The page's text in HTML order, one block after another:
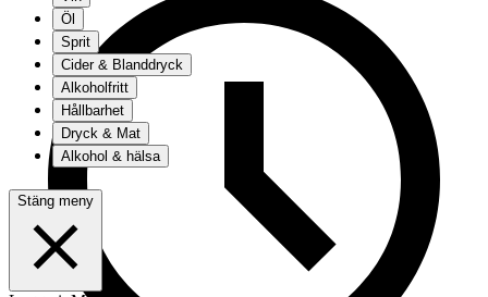
Öl
Sprit
Cider & Blanddryck
Alkoholfritt
Hållbarhet
Dryck & Mat
Alkohol & hälsa
Stäng meny